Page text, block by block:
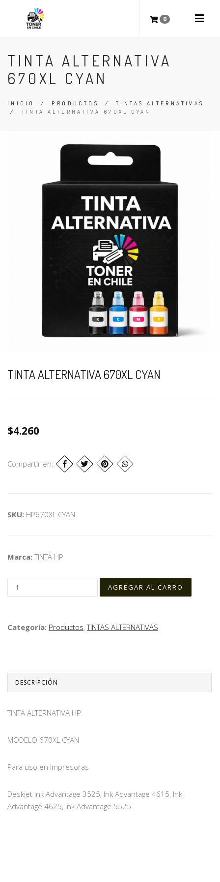
0
TINTA ALTERNATIVA
670XL CYAN
INICIO / PRODUCTOS /TINTAS ALTERNATIVAS
/ TINTA ALTERNATIVA 670XL CYAN
TINTA ALTERNATIVA 670XL CYAN
$4.260
Compartir en:
SKU: HP670XL CYAN
Marca:TINTA HP
Categoría: Productos,TINTAS ALTERNATIVAS
DESCRIPCIÓN
TINTA ALTERNATIVA HP
MODELO 670XL CYAN
Para uso en Impresoras
Deskjet Ink Advantage 3525, Ink Advantage 4615, Ink
Advantage 4625, Ink Advantage 5525